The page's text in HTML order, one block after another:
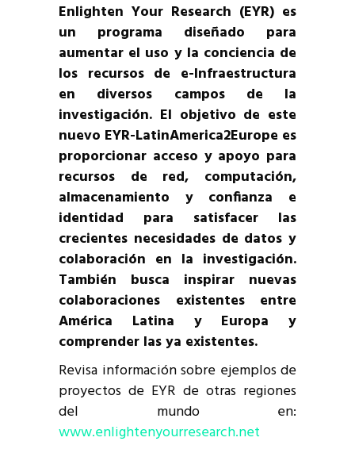
Enlighten Your Research (EYR) es
un programa diseñado para
aumentar el uso y la conciencia de
los recursos de e-Infraestructura
en diversos campos de la
investigación. El objetivo de este
nuevo EYR-LatinAmerica2Europe es
proporcionar acceso y apoyo para
recursos de red, computación,
almacenamiento y confianza e
identidad para satisfacer las
crecientes necesidades de datos y
colaboración en la investigación.
También busca inspirar nuevas
colaboraciones existentes entre
América Latina y Europa y
comprender las ya existentes.
Revisa información sobre ejemplos de
proyectos de EYR de otras regiones
del mundo en:
www.enlightenyourresearch.net